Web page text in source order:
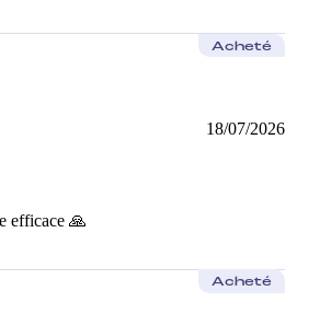
de marque ensuite !
Acheté
18/07/2026
efficace 🙏
Acheté